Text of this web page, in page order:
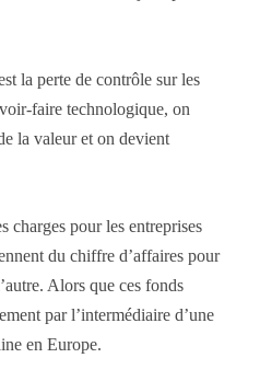
la perte de contrôle sur les
faire technologique, on
la valeur et on devient
charges pour les entreprises
du chiffre d’affaires pour
Alors que ces fonds
par l’intermédiaire d’une
en Europe.